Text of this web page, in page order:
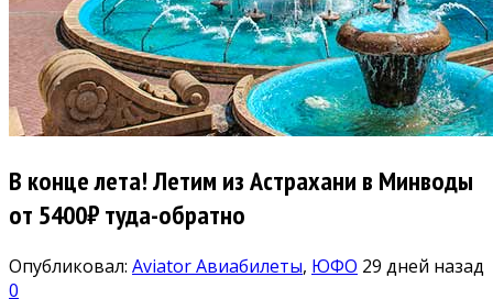
В конце лета! Летим из Астрахани в Минводы
от 5400₽ туда-обратно
Опубликовал: AviatorАвиабилеты, ЮФО 29 дней назад
0